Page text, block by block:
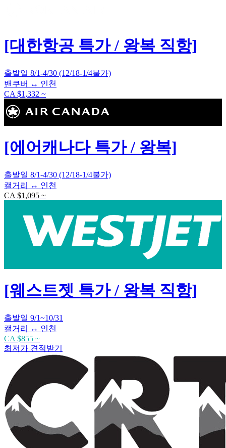
[대한항공 특가 / 왕복 직항]
출발일 8/1-4/30 (12/18-1/4불가)
밴쿠버 ↔ 인천
CA $1,332 ~
[에어캐나다 특가 / 왕복]
출발일 8/1-4/30 (12/18-1/4불가)
캘거리 ↔ 인천
CA $1,095 ~
[웨스트젯 특가 / 왕복 직항]
출발일 9/1~10/31
캘거리 ↔ 인천
CA $855 ~
최저가 견적받기